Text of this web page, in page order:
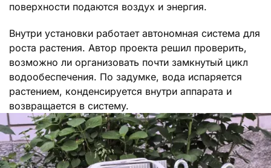
поверхности подаются воздух и энергия.
Внутри установки работает автономная система для
роста растения. Автор проекта решил проверить,
возможно ли организовать почти замкнутый цикл
водообеспечения. По задумке, вода испаряется
растением, конденсируется внутри аппарата и
возвращается в систему.